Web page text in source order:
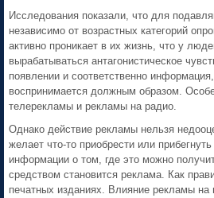
Исследования показали, что для
независимо от возрастных категорий
активно проникает в их жизнь, что у
вырабатываться антагонистическое
появлении и соответственно
воспринимается должным образом.
телерекламы и рекламы на радио.
Однако действие рекламы нельзя
желает что-то приобрести или
информации о том, где это можно
средством становится реклама. Как
печатных изданиях. Влияние рекламы на